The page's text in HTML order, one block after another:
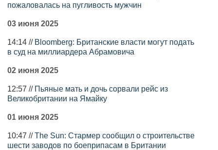
пожаловалась на пугливость мужчин
03 июня 2025
14:14 // Bloomberg: Британские власти могут подать
в суд на миллиардера Абрамовича
02 июня 2025
12:57 // Пьяные мать и дочь сорвали рейс из
Великобритании на Ямайку
01 июня 2025
10:47 //The Sun: Стармер сообщил о строительстве
шести заводов по боеприпасам в Британии